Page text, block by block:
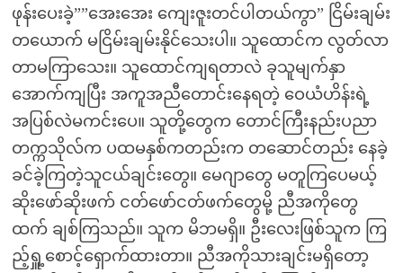
ဖုန်းပေးခဲ့””အေးအေး ကျေးဇူးတင်ပါတယ်ကွာ” ငြိမ်းချမ်း
တယောက် မငြိမ်းချမ်းနိုင်သေးပါ။ သူထောင်က လွတ်လာ
တာမကြာသေး။ သူထောင်ကျရတာလဲ ခုသူမျက်နှာ
အောက်ကျပြီး အကူအညီတောင်းနေရတဲ့ ဝေယံဟိန်းရဲ့
အပြစ်လဲမကင်းပေ။ သူတို့တွေက တောင်ကြီးနည်းပညာ
တက္ကသိုလ်က ပထမနှစ်ကတည်းက တဆောင်တည်း နေခဲ့
ခင်ခဲ့ကြတဲ့သူငယ်ချင်းတွေ။ မေဂျာတွေ မတူကြပေမယ့်
ဆိုးဖော်ဆိုးဖက် ငတ်ဖော်ငတ်ဖက်တွေမို့ ညီအကိုတွေ
ထက် ချစ်ကြသည်။ သူက မိဘမရှိ။ ဦးလေးဖြစ်သူက ကြ
ည့်ရှူ့စောင့်ရှောက်ထားတာ။ ညီအကိုသားချင်းမရှိတော့